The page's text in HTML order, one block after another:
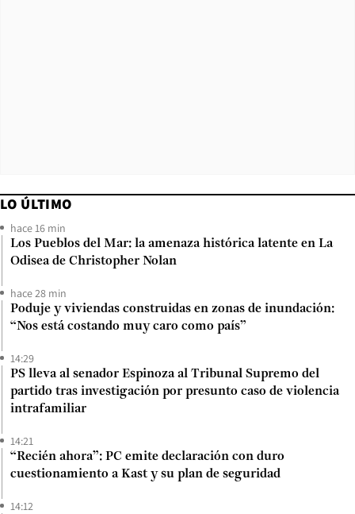
LO ÚLTIMO
hace 16 min
Los Pueblos del Mar: la amenaza histórica latente en La
Odisea de Christopher Nolan
hace 28 min
Poduje y viviendas construidas en zonas de inundación:
“Nos está costando muy caro como país”
14:29
PS lleva al senador Espinoza al Tribunal Supremo del
partido tras investigación por presunto caso de violencia
intrafamiliar
14:21
“Recién ahora”: PC emite declaración con duro
cuestionamiento a Kast y su plan de seguridad
14:12